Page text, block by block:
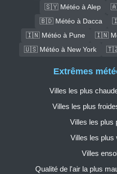
🇸🇾 Météo à Alep
🇧🇩 Météo à Dacca
🇮🇳 Météo à Pune
🇮🇳
🇺🇸 Météo à New York
🇹🇿
Extrêmes
Villes les plus
Villes les plus
Villes les plus
Villes les plus
Villes
Qualité de l'air la plus